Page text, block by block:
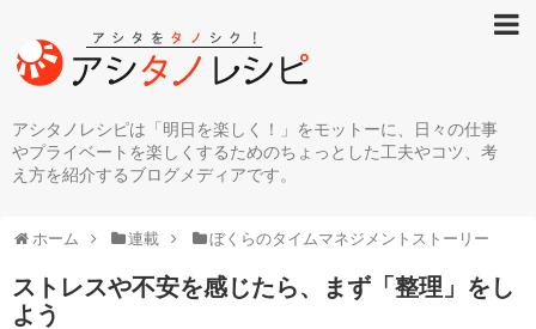
アシタノレシピは「明日を楽しく！」をモットーに、日々の仕事
やプライベートを楽しくするためのちょっとした工夫やコツ、考
え方を紹介するブログメディアです。
ホーム 連載 ぼくらのタイムマネジメントストーリー
ストレスや不安を感じたら、まず「整理」をし
よう